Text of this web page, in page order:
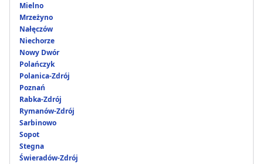
Mielno
Mrzeżyno
Nałęczów
Niechorze
Nowy Dwór
Polańczyk
Polanica-Zdrój
Poznań
Rabka-Zdrój
Rymanów-Zdrój
Sarbinowo
Sopot
Stegna
Świeradów-Zdrój